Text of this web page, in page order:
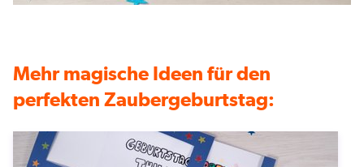
Mehr magische Ideen für den
perfekten Zaubergeburtstag: